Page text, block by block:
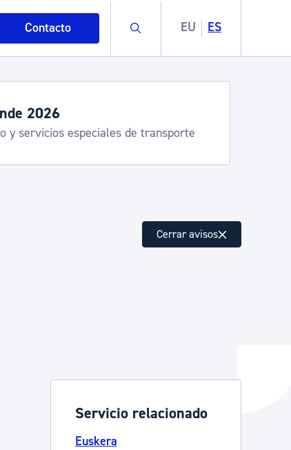
Contacto Buscar EU ES
y medioambiente
2026
y servicios especiales de transporte
Cerrar avisos
Servicio relacionado
Euskera